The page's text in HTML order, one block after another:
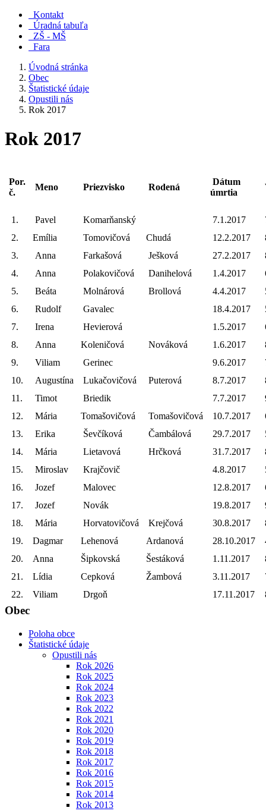
Kontakt
Úradná tabuľa
ZŠ - MŠ
Fara
Úvodná stránka
Obec
Štatistické údaje
Opustili nás
Rok 2017
Rok 2017
Por.
č.
Meno Priezvisko Rodená
Dátum
úmrtia
1. Pavel Komarňanský 7.1.2017
2.
Emília Tomovičová Chudá 12.2.2017
3.
Anna Farkašová Ješková 27.2.2017
4.
Anna Polakovičová Danihelová 1.4.2017
5.
Beáta Molnárová Brollová 4.4.2017
6.
Rudolf Gavalec 18.4.2017
7.
Irena Hevierová 1.5.2017
8.
Anna Koleničová Nováková 1.6.2017
9.
Viliam Gerinec 9.6.2017
10.
Augustína Lukačovičová Puterová 8.7.2017
11.
Timot Briedik 7.7.2017
12.
Mária Tomašovičová Tomašovičová 10.7.2017
13.
Erika Ševčíková Čambálová 29.7.2017
14.
Mária Lietavová Hrčková 31.7.2017
15.
Miroslav Krajčovič 4.8.2017
16.
Jozef Malovec 12.8.2017
17.
Jozef Novák 19.8.2017
18.
Mária Horvatovičová Krejčová 30.8.2017
19.
Dagmar Lehenová Ardanová 28.10.2017
20.
Anna Šipkovská Šestáková 1.11.2017
21.
Lídia Cepková Žambová 3.11.2017
22.
Viliam Drgoň 17.11.2017
Obec
Poloha obce
Štatistické údaje
Opustili nás
Rok 2026
Rok 2025
Rok 2024
Rok 2023
Rok 2022
Rok 2021
Rok 2020
Rok 2019
Rok 2018
Rok 2017
Rok 2016
Rok 2015
Rok 2014
Rok 2013